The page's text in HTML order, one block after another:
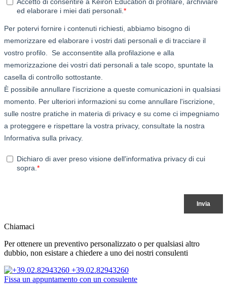
Chiamaci
Per ottenere un preventivo personalizzato o per qualsiasi altro
dubbio, non esistare a chiedere a uno dei nostri consulenti
+39.02.82943260
Fissa un appuntamento con un consulente